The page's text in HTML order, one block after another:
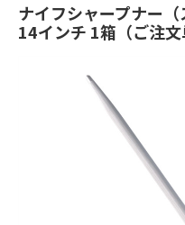
ナイフシャープナー
14インチ 1箱（ご注文